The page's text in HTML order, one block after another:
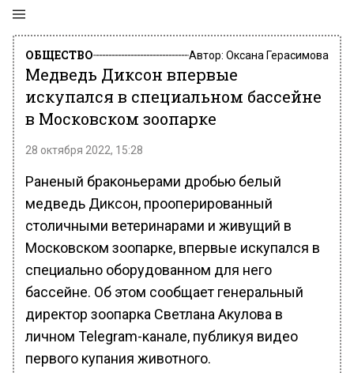
ОБЩЕСТВО Автор: Оксана Герасимова
Медведь Диксон впервые
искупался в специальном бассейне
в Московском зоопарке
28 октября 2022, 15:28
Раненый браконьерами дробью белый
медведь Диксон, прооперированный
столичными ветеринарами и живущий в
Московском зоопарке, впервые искупался в
специально оборудованном для него
бассейне. Об этом сообщает генеральный
директор зоопарка Светлана Акулова в
личном Telegram-канале, публикуя видео
первого купания животного.